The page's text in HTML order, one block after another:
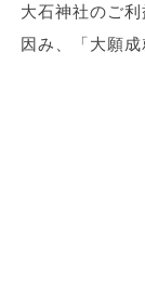
大石神社のご
因み、「大願成